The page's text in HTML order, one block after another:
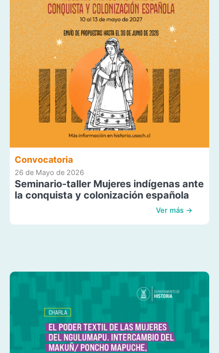
Convocatoria
26 de Mayo de 2026
Seminario-taller Mujeres indígenas ante
la conquista y colonización española
Ver más →